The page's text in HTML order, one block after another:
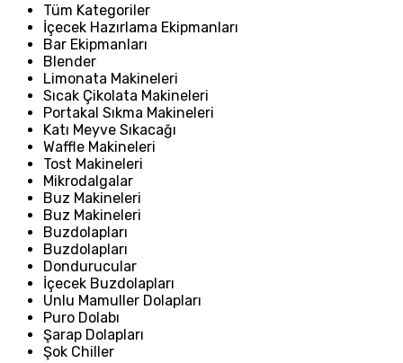
Tüm Kategoriler
İçecek Hazırlama Ekipmanları
Bar Ekipmanları
Blender
Limonata Makineleri
Sıcak Çikolata Makineleri
Portakal Sıkma Makineleri
Katı Meyve Sıkacağı
Waffle Makineleri
Tost Makineleri
Mikrodalgalar
Buz Makineleri
Buz Makineleri
Buzdolapları
Buzdolapları
Dondurucular
İçecek Buzdolapları
Unlu Mamuller Dolapları
Puro Dolabı
Şarap Dolapları
Şok Chiller